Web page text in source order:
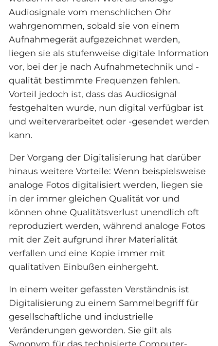
Audiosignale vom menschlichen Ohr
wahrgenommen, sobald sie von einem
Aufnahmegerät aufgezeichnet werden,
liegen sie als stufenweise digitale Information
vor, bei der je nach Aufnahmetechnik und -
qualität bestimmte Frequenzen fehlen.
Vorteil jedoch ist, dass das Audiosignal
festgehalten wurde, nun digital verfügbar ist
und weiterverarbeitet oder -gesendet werden
kann.
Der Vorgang der Digitalisierung hat darüber
hinaus weitere Vorteile: Wenn beispielsweise
analoge Fotos digitalisiert werden, liegen sie
in der immer gleichen Qualität vor und
können ohne Qualitätsverlust unendlich oft
reproduziert werden, während analoge Fotos
mit der Zeit aufgrund ihrer Materialität
verfallen und eine Kopie immer mit
qualitativen Einbußen einhergeht.
In einem weiter gefassten Verständnis ist
Digitalisierung zu einem Sammelbegriff für
gesellschaftliche und industrielle
Veränderungen geworden. Sie gilt als
Synonym für das technisierte Computer-